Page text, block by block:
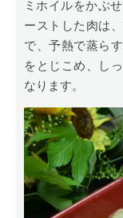
ミホイルをかぶ
ーストした肉は
で、予熱で蒸ら
をとじこめ、し
なります。